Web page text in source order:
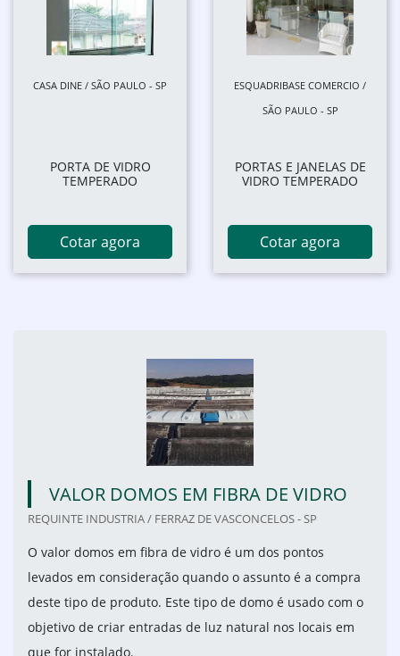
CASA DINE / SÃO PAULO - SP
PORTA DE VIDRO
TEMPERADO
Cotar agora
ESQUADRIBASE COMERCIO /
SÃO PAULO - SP
PORTAS E JANELAS DE
VIDRO TEMPERADO
Cotar agora
VALOR DOMOS EM FIBRA DE VIDRO
REQUINTE INDUSTRIA / FERRAZ DE VASCONCELOS - SP
O valor domos em fibra de vidro é um dos pontos
levados em consideração quando o assunto é a compra
deste tipo de produto. Este tipo de domo é usado com o
objetivo de criar entradas de luz natural nos locais em
que for instalado.